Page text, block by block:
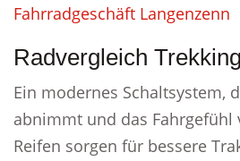
Fahrradgeschäft Langenzenn
Radvergleich
Ein modernes Schaltsystem,
abnimmt und das Fahrgefühl
Reifen sorgen für bessere